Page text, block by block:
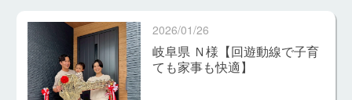
2026/01/26
岐阜県 Ｎ様【回遊動線で子育
ても家事も快適】